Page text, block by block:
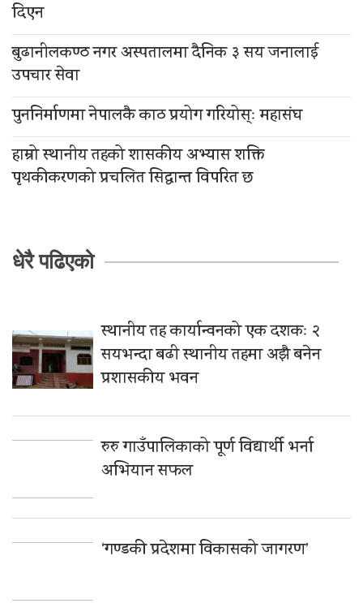
दिएन
बुढानीलकण्ठ नगर अस्पतालमा दैनिक ३ सय जनालाई
उपचार सेवा
पुननिर्माणमा नेपालकै काठ प्रयोग गरियोस्ः महासंघ
हाम्रो स्थानीय तहको शासकीय अभ्यास शक्ति
पृथकीकरणको प्रचलित सिद्धान्त विपरित छ
धेरै पढिएको
स्थानीय तह कार्यान्वनको एक दशकः २
सयभन्दा बढी स्थानीय तहमा अझै बनेन
प्रशासकीय भवन
रुरु गाउँपालिकाको पूर्ण विद्यार्थी भर्ना
अभियान सफल
‘गण्डकी प्रदेशमा विकासको जागरण’